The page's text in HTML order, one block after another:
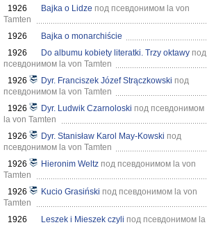
1926
Bajka o Lidze под псевдонимом la von
Tamten
1926
Bajka o monarchiście
1926
Do albumu kobiety literatki. Trzy oktawy под
псевдонимом la von Tamten
1926
Dyr. Franciszek Józef Strączkowski под
псевдонимом la von Tamten
1926
Dyr. Ludwik Czarnoloski под псевдонимом
la von Tamten
1926
Dyr. Stanisław Karol May-Kowski под
псевдонимом la von Tamten
1926
Hieronim Weltz под псевдонимом la von
Tamten
1926
Kucio Grasiński под псевдонимом la von
Tamten
1926
Leszek i Mieszek czyli под псевдонимом la